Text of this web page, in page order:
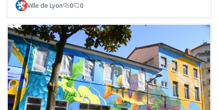
Ville de Lyon 0 0